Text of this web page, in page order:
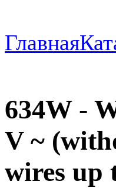
Главная
634W -
V ~
wires up